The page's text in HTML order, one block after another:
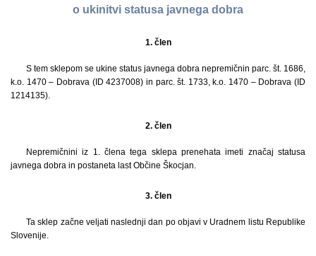
o ukinitvi statusa javnega dobra
1. člen
S tem sklepom se ukine status javnega dobra nepremičnin parc. št. 1686,
k.o. 1470 – Dobrava (ID 4237008) in parc. št. 1733, k.o. 1470 – Dobrava (ID
1214135).
2. člen
Nepremičnini iz 1. člena tega sklepa prenehata imeti značaj statusa
javnega dobra in postaneta last Občine Škocjan.
3. člen
Ta sklep začne veljati naslednji dan po objavi v Uradnem listu Republike
Slovenije.